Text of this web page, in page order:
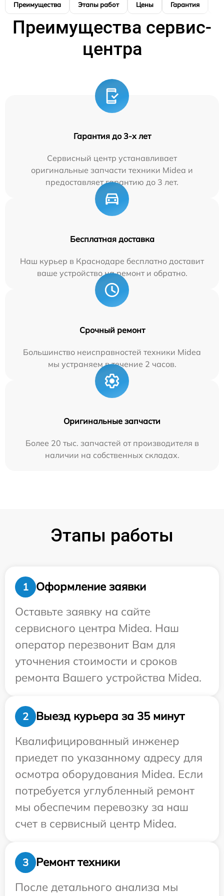
Преимущества Этапы работ Цены Гарантия
Преимущества сервис-
центра
Гарантия до 3-х лет
Сервисный центр устанавливает
оригинальные запчасти техники Midea и
предоставляет гарантию до 3 лет.
Бесплатная доставка
Наш курьер в Краснодаре бесплатно доставит
ваше устройство на ремонт и обратно.
Срочный ремонт
Большинство неисправностей техники Midea
мы устраняем в течение 2 часов.
Оригинальные запчасти
Более 20 тыс. запчастей от производителя в
наличии на собственных складах.
Этапы работы
1
Оформление заявки
Оставьте заявку на сайте
сервисного центра Midea. Наш
оператор перезвонит Вам для
уточнения стоимости и сроков
ремонта Вашего устройства Midea.
2
Выезд курьера за 35 минут
Квалифицированный инженер
приедет по указанному адресу для
осмотра оборудования Midea. Если
потребуется углубленный ремонт
мы обеспечим перевозку за наш
счет в сервисный центр Midea.
3
Ремонт техники
После детального анализа мы